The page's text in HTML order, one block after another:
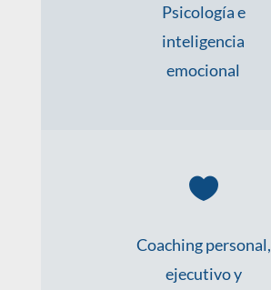
Psicología e
inteligencia
emocional

Coaching personal,
ejecutivo y